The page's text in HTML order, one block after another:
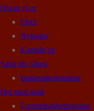
Hvem vi er
FAQ
Nyheder
Kontakt os
Sælg dit våben
Brugtsalgsformular
Det med småt
Forretningsbetingelser